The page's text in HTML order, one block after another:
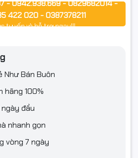
- 0942.938.669 - 0829682014 -
422 020 - 0387378211
tư vấn và hỗ trợ ngay!!!
Như Bán Buôn
hãng 100%
đầu
nhanh gọn
vòng 7 ngày
máy có dùng được, có thể ghi thêm
trống 104A?
mới khi:
mất nét dù đã đổ mực chuẩn.
lặp lại theo chu kỳ.